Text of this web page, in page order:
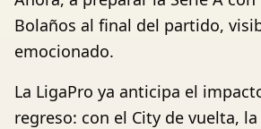
Bolaños al final del partido,
emocionado.
La LigaPro ya anticipa el
regreso: con el City de vuelta,